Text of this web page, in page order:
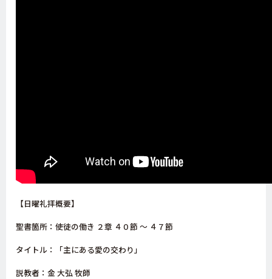
【日曜礼拝概要】
聖書箇所：使徒の働き ２章 ４０節 〜 ４７節
タイトル：「主にある愛の交わり」
説教者：金 大弘 牧師